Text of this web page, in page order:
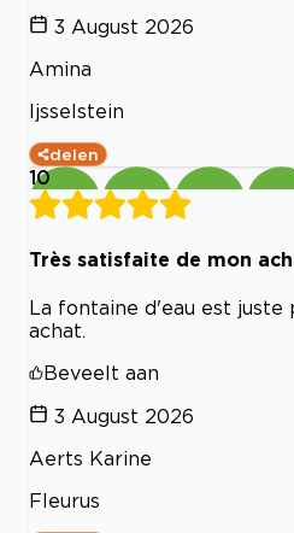
3 August 2026
Amina
Ijsselstein
delen
10
Très satisfaite de mon
La fontaine d'eau est juste
achat.
Beveelt aan
3 August 2026
Aerts Karine
Fleurus